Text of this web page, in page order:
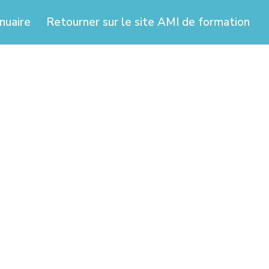
Retourner sur le site AMI de formation